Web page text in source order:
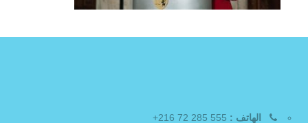
الهاتف :